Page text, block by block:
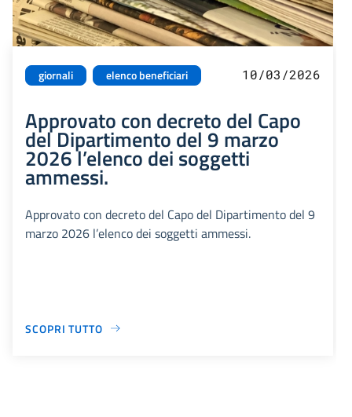
giornali elenco beneficiari 10/03/2026
Approvato con decreto del Capo
del Dipartimento del 9 marzo
2026 l’elenco dei soggetti
ammessi.
Approvato con decreto del Capo del Dipartimento del 9
marzo 2026 l’elenco dei soggetti ammessi.
SCOPRI TUTTO